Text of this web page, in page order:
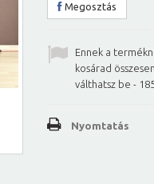
Megosztás
Ennek a
kosárad összesen
válthatsz be -
Nyomtatás